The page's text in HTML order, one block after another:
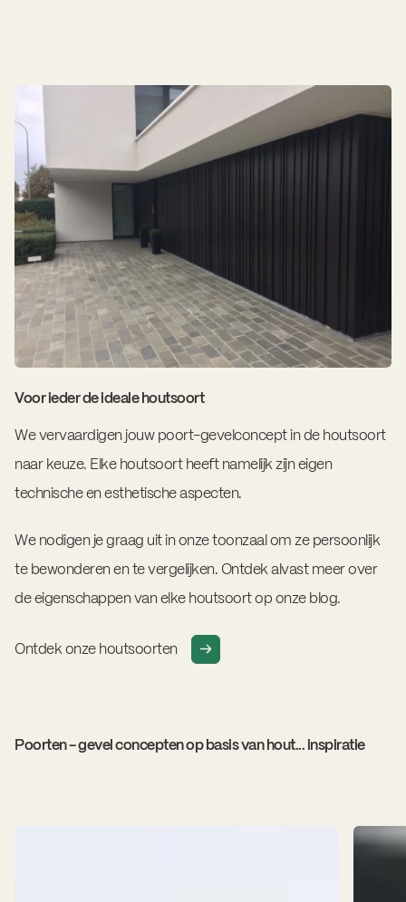
Voor ieder de ideale houtsoort
We vervaardigen jouw poort-gevelconcept in de houtsoort
naar keuze. Elke houtsoort heeft namelijk zijn eigen
technische en esthetische aspecten.
We nodigen je graag uit in onze toonzaal om ze persoonlijk
te bewonderen en te vergelijken. Ontdek alvast meer over
de eigenschappen van elke houtsoort op onze blog.
Ontdek onze houtsoorten
Poorten - gevel concepten op basis van hout... inspiratie